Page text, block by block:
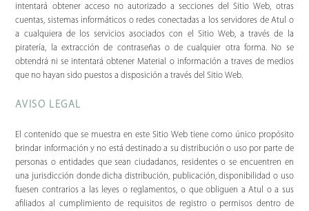
intentará obtener acceso no autorizado a secciones del Sitio Web, otras
cuentas, sistemas informáticos o redes conectadas a los servidores de Atul o
a cualquiera de los servicios asociados con el Sitio Web, a través de la
piratería, la extracción de contraseñas o de cualquier otra forma. No se
obtendrá ni se intentará obtener Material o información a traves de medios
que no hayan sido puestos a disposición a través del Sitio Web.
AVISO LEGAL
El contenido que se muestra en este Sitio Web tiene como único propósito
brindar información y no está destinado a su distribución o uso por parte de
personas o entidades que sean ciudadanos, residentes o se encuentren en
una jurisdicción donde dicha distribución, publicación, disponibilidad o uso
fuesen contrarios a las leyes o reglamentos, o que obliguen a Atul o a sus
afiliados al cumplimiento de requisitos de registro o permisos dentro de